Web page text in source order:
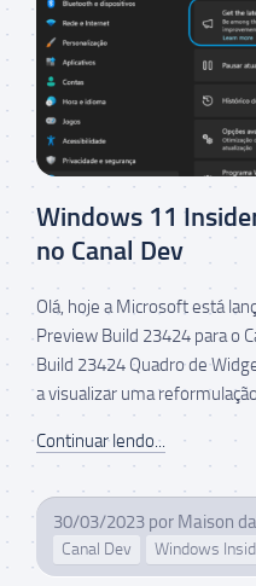
Windows 11
no Canal Dev
Olá, hoje a Microsoft está
Preview Build 23424 para o
Build 23424 Quadro de
a visualizar uma
Continuar lendo...
30/03/2023 por Maison
Canal Dev Windows